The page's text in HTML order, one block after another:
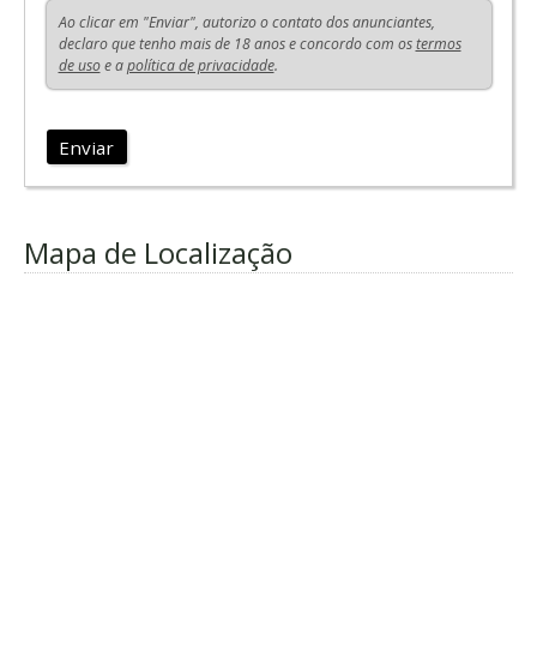
Ao clicar em "Enviar", autorizo o contato dos anunciantes,
declaro que tenho mais de 18 anos e concordo com ostermos
de usoe apolítica de privacidade.
Enviar
Mapa de Localização